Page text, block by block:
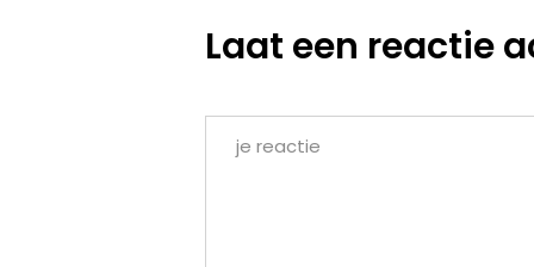
Laat een reactie